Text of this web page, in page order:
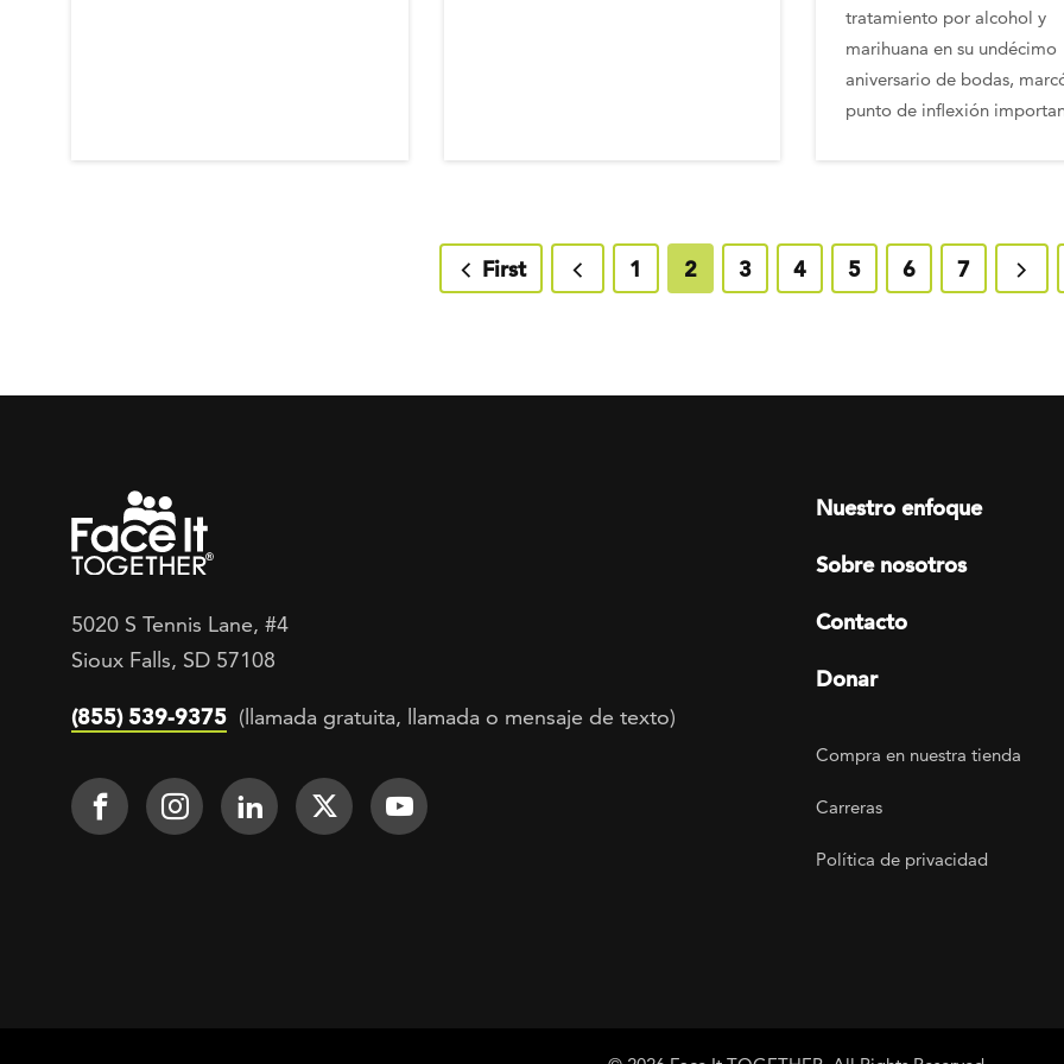
tratamiento por alcohol y
marihuana en su undécimo
aniversario de bodas,
punto de inflexión
First page
First Previous page
Page
1 Current page
2 Page
3 Page
4 Page
5 Page
6 Page
7
5020 S Tennis Lane, #4
Sioux Falls, SD 57108
(855) 539-9375 (llamada gratuita, llamada o mensaje de texto)
Footer Social
Face It TOGETHER on Facebook
Face It TOGETHER on Instagram
Face It TOGETHER on LinkedIn
Face It TOGETHER on Twitter
Face It TOGETHER on YouTube
Footer menu
Nuestro enfoque
Sobre nosotros
Contacto
Donar
Footer Utility
Compra en nuestra tienda
Carreras
Política de privacidad